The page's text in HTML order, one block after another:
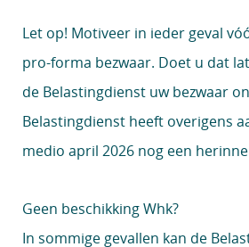
Let op! Motiveer in ieder geval
pro-forma bezwaar. Doet u dat
de Belastingdienst uw bezwaar
Belastingdienst heeft overigens
medio april 2026 nog een
Geen beschikking Whk?
In sommige gevallen kan de